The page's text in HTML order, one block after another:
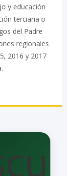
y educación
terciaria o
del Padre
regionales
2016 y 2017